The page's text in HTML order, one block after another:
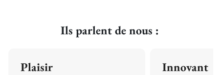
Ils parlent de nous :
Plaisir Innovant